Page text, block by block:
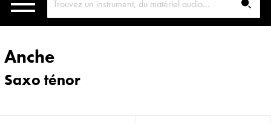
Anche
Saxo ténor